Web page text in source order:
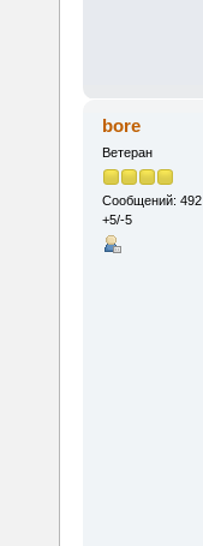
bore
Ветеран
Сообщений: 492
+5/-5